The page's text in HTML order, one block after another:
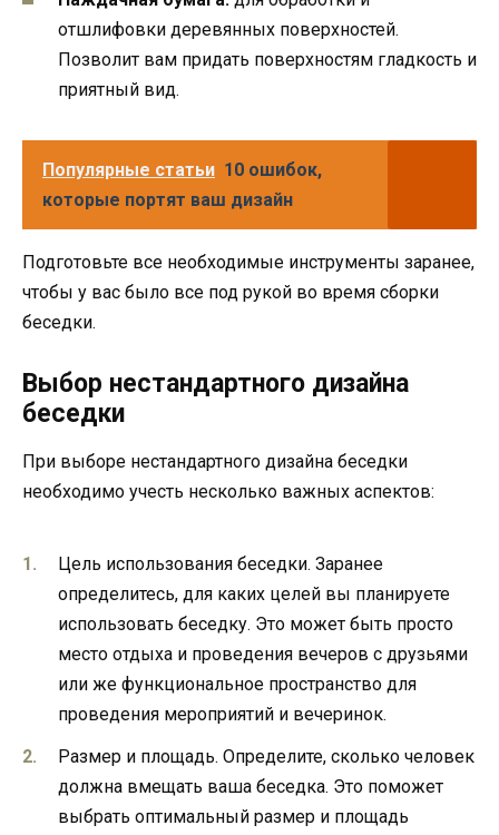
отшлифовки деревянных поверхностей.
Позволит вам придать поверхностям гладкость и
приятный вид.
Популярные статьи 10 ошибок,
которые портят ваш дизайн
Подготовьте все необходимые инструменты заранее,
чтобы у вас было все под рукой во время сборки
беседки.
Выбор нестандартного дизайна
беседки
При выборе нестандартного дизайна беседки
необходимо учесть несколько важных аспектов:
Цель использования беседки. Заранее
определитесь, для каких целей вы планируете
использовать беседку. Это может быть просто
место отдыха и проведения вечеров с друзьями
или же функциональное пространство для
проведения мероприятий и вечеринок.
Размер и площадь. Определите, сколько человек
должна вмещать ваша беседка. Это поможет
выбрать оптимальный размер и площадь